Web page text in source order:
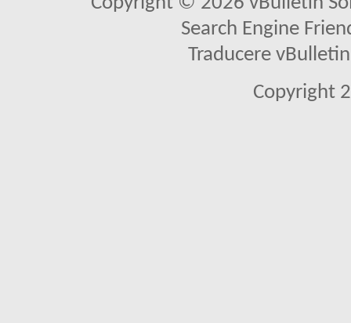
Search Engine
Traducere
Copyright